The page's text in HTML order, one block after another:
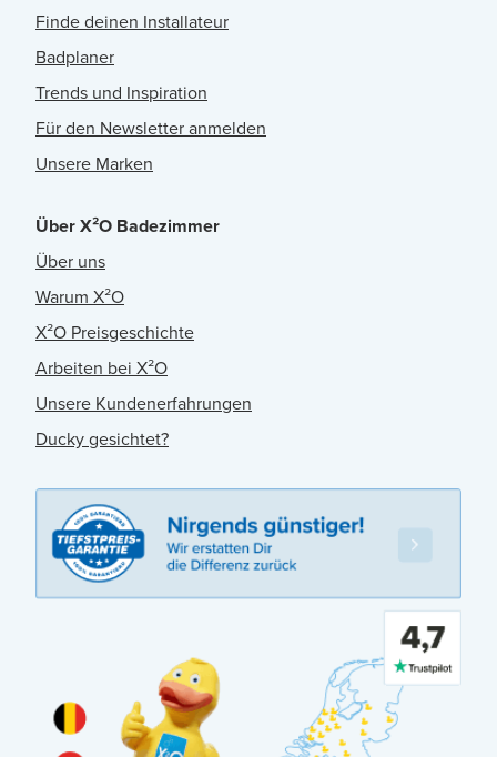
Finde deinen Installateur
Badplaner
Trends und Inspiration
Für den Newsletter anmelden
Unsere Marken
Über X²O Badezimmer
Über uns
Warum X²O
X²O Preisgeschichte
Arbeiten bei X²O
Unsere Kundenerfahrungen
Ducky gesichtet?